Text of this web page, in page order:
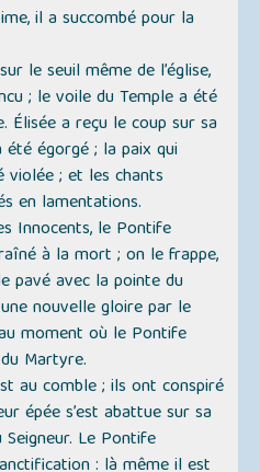
il a succombé pour la
le seuil même de l’église,
; le voile du Temple a été
Élisée a reçu le coup sur sa
égorgé ; la paix qui
violée ; et les chants
en lamentations.
Innocents, le Pontife
à la mort ; on le frappe,
pavé avec la pointe du
nouvelle gloire par le
moment où le Pontife
Martyre.
au comble ; ils ont conspiré
épée s’est abattue sur sa
Le Pontife